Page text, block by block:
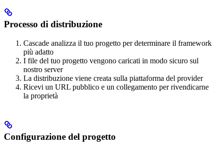
Processo di distribuzione
Cascade analizza il tuo progetto per determinare il framework
più adatto
I file del tuo progetto vengono caricati in modo sicuro sul
nostro server
La distribuzione viene creata sulla piattaforma del provider
Ricevi un URL pubblico e un collegamento per rivendicarne
la proprietà
Configurazione del progetto